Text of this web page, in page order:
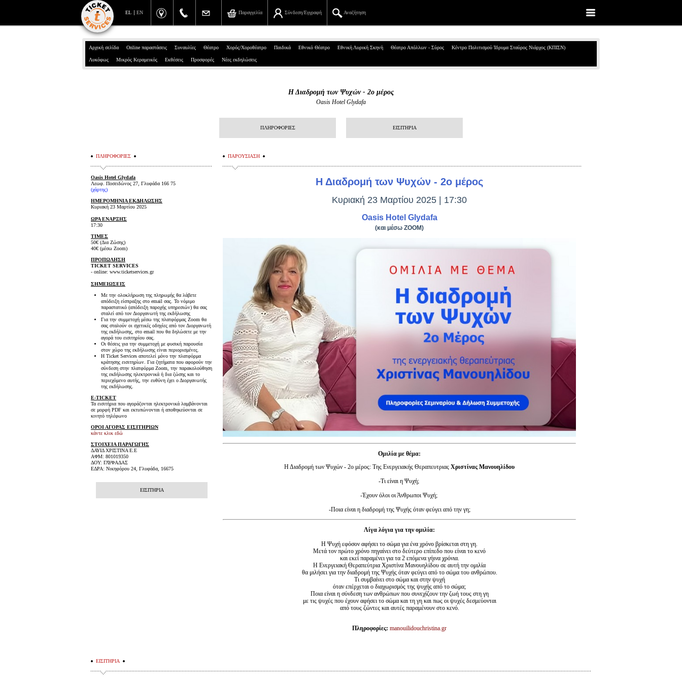
EN
EL Αναζήτηση
Σύνδεση/Εγγραφή
Παραγγελία
Πανεπιστημίου 39, Αθήνα
Αναζήτηση
Αναζήτηση παραγγελίας
Προσωπικά Δεδομένα
Αρχική σελίδα Online παραστάσεις Συναυλίες Θέατρο Χορός/Χοροθέατρο Παιδικά Εθνικό Θέατρο Εθνική Λυρική Σκηνή Θέατρο Απόλλων - Σύρος Κέντρο Πολιτισμού Ίδρυμα Σταύρος Νιάρχος (ΚΠΙΣΝ)
Λυκόφως Μικρός Κεραμεικός Εκθέσεις Προσφορές Νέες εκδηλώσεις
Η Διαδρομή των Ψυχών - 2ο μέρος
Oasis Hotel Glydafa
ΠΛΗΡΟΦΟΡΙΕΣ ΕΙΣΙΤΗΡΙΑ
ΠΑΡΟΥΣΙΑΣΗ
Η Διαδρομή των Ψυχών - 2ο μέρος
Κυριακή 23 Μαρτίου 2025 | 17:30
Oasis Hotel Glydafa
(και μέσω ΖΟΟΜ)
Ομιλία με θέμα:
Η Διαδρομή των Ψυχών - 2ο μέρος: Της Ενεργειακής Θεραπευτριας Χριστίνας Μανουηλίδου
-Τι είναι η Ψυχή;
-Έχουν όλοι οι Άνθρωποι Ψυχή;
-Ποια είναι η διαδρομή της Ψυχής όταν φεύγει από την γη;
Λίγα λόγια για την ομιλία:
Η Ψυχή εφόσον αφήσει το σώμα για ένα χρόνο βρίσκεται στη γη.
Μετά τον πρώτο χρόνο πηγαίνει στο δεύτερο επίπεδο που είναι το κενό
και εκεί παραμένει για τα 2 επόμενα γήινα χρόνια.
Η Eνεργειακή Θεραπεύτρια Χριστίνα Μανουηλίδου σε αυτή την ομιλία
θα μιλήσει για την διαδρομή της Ψυχής όταν φεύγει από το σώμα του ανθρώπου.
Τι συμβαίνει στο σώμα και στην ψυχή
όταν επέρχεται ο διαχωρισμός της ψυχής από το σώμα;
Ποια είναι η σύνδεση των ανθρώπων που συνεχίζουν την ζωή τους στη γη
με τις ψυχές που έχουν αφήσει το σώμα και τη γη και πως οι ψυχές δεσμεύονται
από τους ζώντες και αυτές παραμένουν στο κενό.
Πληροφορίες: manouilidouchristina.gr
ΠΛΗΡΟΦΟΡΙΕΣ
Oasis Hotel Glydafa
Λεωφ. Ποσειδώνος 27, Γλυφάδα 166 75
(χάρτης)
ΗΜΕΡΟΜΗΝΙΑ ΕΚΔΗΛΩΣΗΣ
Κυριακή 23 Μαρτίου 2025
ΩΡΑ ΕΝΑΡΞΗΣ
17:30
ΤΙΜΕΣ
50€ (Δια Ζώσης)
40€ (μέσω Zoom)
ΠΡΟΠΩΛΗΣΗ
TICKET SERVICES
- online: www.ticketservices.gr
ΣΗΜΕΙΩΣΕΙΣ
Με την ολοκλήρωση της πληρωμής θα λάβετε
απόδειξη είσπραξης στο email σας. Το νόμιμο
παραστατικό (απόδειξη παροχής υπηρεσιών) θα σας
σταλεί από τον Διοργανωτή της εκδήλωσης
Για την συμμετοχή μέσω της πλατφόρμας Zoom θα
σας σταλούν οι σχετικές οδηγίες από τον Διοργανωτή
της εκδήλωσης, στο email που θα δηλώσετε με την
αγορά του εισιτηρίου σας.
Οι θέσεις για την συμμετοχή με φυσική παρουσία
στον χώρο της εκδήλωσης είναι περιορισμένες.
Η Ticket Services αποτελεί μόνο την πλατφόρμα
κράτησης εισιτηρίων. Για ζητήματα που αφορούν την
σύνδεση στην πλατφόρμα Zoom, την παρακολούθηση
της εκδήλωσης ηλεκτρονικά ή δια ζώσης και το
περιεχόμενο αυτής, την ευθύνη έχει ο Διοργανωτής
της εκδήλωσης.
E-TICKET
Τα εισιτήρια που αγοράζονται ηλεκτρονικά λαμβάνονται
σε μορφή PDF και εκτυπώνονται ή αποθηκεύονται σε
κινητό τηλέφωνο
ΟΡΟΙ ΑΓΟΡΑΣ ΕΙΣΙΤΗΡΙΩΝ
κάντε κλικ εδώ
ΣΤΟΙΧΕΙΑ ΠΑΡΑΓΩΓΗΣ
ΔΑΥΙΔ ΧΡΙΣΤΙΝΑ Ε.Ε
ΑΦΜ: 801019350
ΔΟΥ: ΓΛΥΦΑΔΑΣ
ΕΔΡΑ: Νικηφόρου 24, Γλυφάδα, 16675
ΕΙΣΙΤΗΡΙΑ
ΕΙΣΙΤΗΡΙΑ